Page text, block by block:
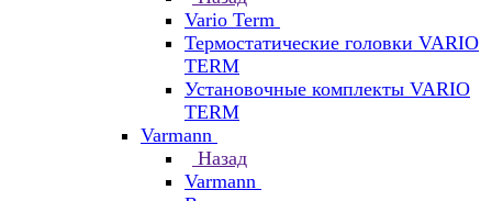
Vario Term
Термостатические головки VARIO
TERM
Установочные комплекты VARIO
TERM
Varmann
Назад
Varmann